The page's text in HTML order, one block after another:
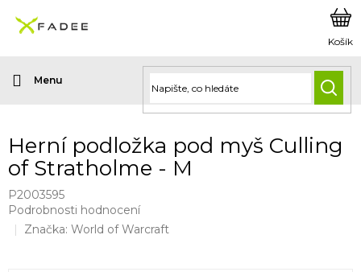
obsah
Herní podložka pod myš Culling
of Stratholme - M
P2003595
Průměrné
hodnocení
Podrobnosti hodnocení
Značka: World of Warcraft